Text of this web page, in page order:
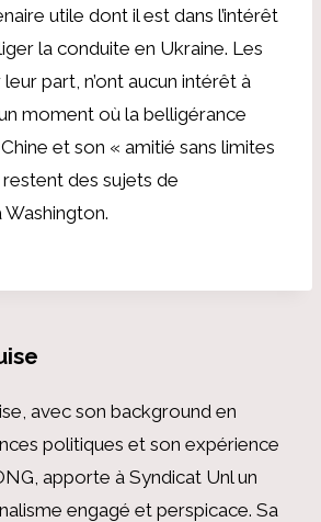
utile dont il est dans l’intérêt
la conduite en Ukraine. Les
part, n’ont aucun intérêt à
un moment où la belligérance
et son « amitié sans limites
restent des sujets de
avec son background en
politiques et son expérience
apporte à Syndicat Unl un
engagé et perspicace. Sa